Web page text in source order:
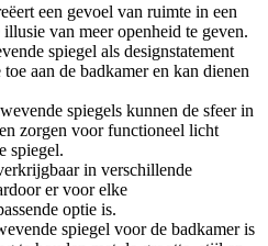
een gevoel van ruimte in een
van meer openheid te geven.
spiegel als designstatement
aan de badkamer en kan dienen
spiegels kunnen de sfeer in
zorgen voor functioneel licht
spiegel.
in verschillende
er voor elke
optie is.
spiegel voor de badkamer is